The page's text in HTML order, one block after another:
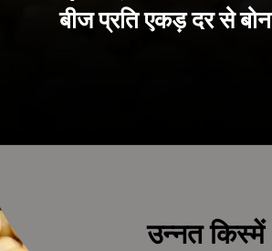
बीज प्रति एकड़ दर से
उन्नत किस्में